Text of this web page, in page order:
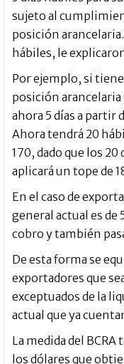
sujeto al
posición
hábiles, le
Por ejemplo, si
posición arancelaria
ahora 5 días a partir
Ahora tendrá 20
170, dado que los 20
aplicará un tope de
En el caso de
general actual es de
cobro y también
De esta forma se
exportadores que
exceptuados de la
actual que ya
La medida del
los dólares que